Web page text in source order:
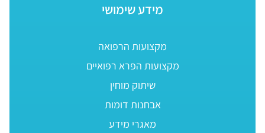
מידע שימושי
מקצועות הרפואה
מקצועות הפרא רפואיים
שיתוק מוחין
אבחנות דומות
מאגרי מידע